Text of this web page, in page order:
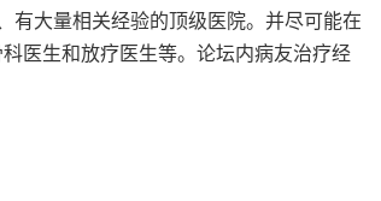
大量相关经验的顶级医院。并尽可能在
医生和放疗医生等。论坛内病友治疗经